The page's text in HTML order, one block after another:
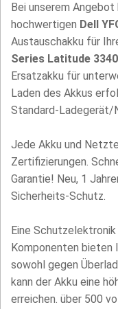
Bei unserem
hochwertigen Dell
Austauschakku für
Series Latitude 3340
Ersatzakku für
Laden des Akkus
Standard-Ladegerät/
Jede Akku und
Zertifizierungen.
Garantie! Neu, 1
Sicherheits-Schutz.
Eine
Komponenten bieten
sowohl gegen
kann der Akku eine
erreichen. über 500